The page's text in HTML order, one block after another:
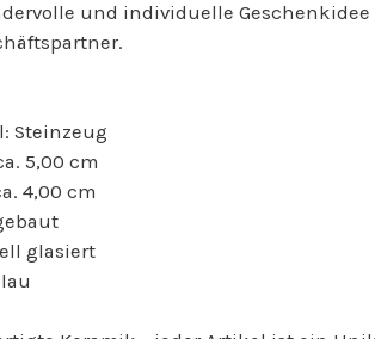
und individuelle
Steinzeug
5,00 cm
4,00 cm
glasiert